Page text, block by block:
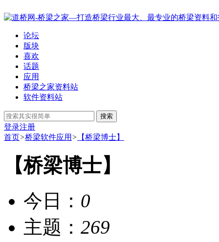
论坛
版块
喜欢
话题
应用
桥梁之家资料站
软件资料站
搜索
登录注册
首页>桥梁软件应用 > 【桥梁博士】
【桥梁博士】
今日： 0
主题： 269